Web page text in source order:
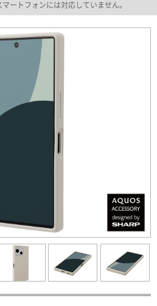
ートフォンには対応していません。